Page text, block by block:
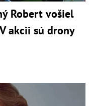
Robert vošiel
akcii sú drony